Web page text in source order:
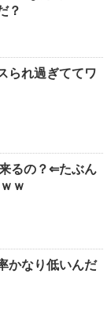
？
られ過ぎててワ
るの？⇐たぶん
ｗ
かなり低いんだ